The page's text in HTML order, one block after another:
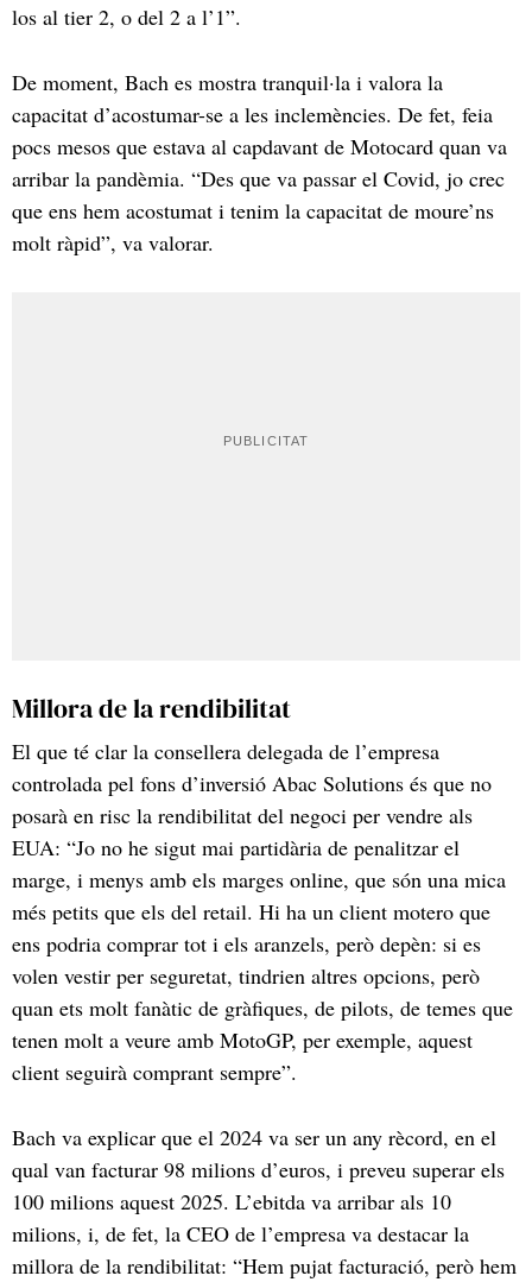
los al tier 2, o del 2 a l’1”.
De moment, Bach es mostra tranquil·la i valora la
capacitat d’acostumar-se a les inclemències. De fet, feia
pocs mesos que estava al capdavant de Motocard quan va
arribar la pandèmia. “Des que va passar el Covid, jo crec
que ens hem acostumat i tenim la capacitat de moure’ns
molt ràpid”, va valorar.
Millora de la rendibilitat
El que té clar la consellera delegada de l’empresa
controlada pel fons d’inversió Abac Solutions és que no
posarà en risc la rendibilitat del negoci per vendre als
EUA: “Jo no he sigut mai partidària de penalitzar el
marge, i menys amb els marges online, que són una mica
més petits que els del retail. Hi ha un client motero que
ens podria comprar tot i els aranzels, però depèn: si es
volen vestir per seguretat, tindrien altres opcions, però
quan ets molt fanàtic de gràfiques, de pilots, de temes que
tenen molt a veure amb MotoGP, per exemple, aquest
client seguirà comprant sempre”.
Bach va explicar que el 2024 va ser un any rècord, en el
qual van facturar 98 milions d’euros, i preveu superar els
100 milions aquest 2025. L’ebitda va arribar als 10
milions, i, de fet, la CEO de l’empresa va destacar la
millora de la rendibilitat: “Hem pujat facturació, però hem